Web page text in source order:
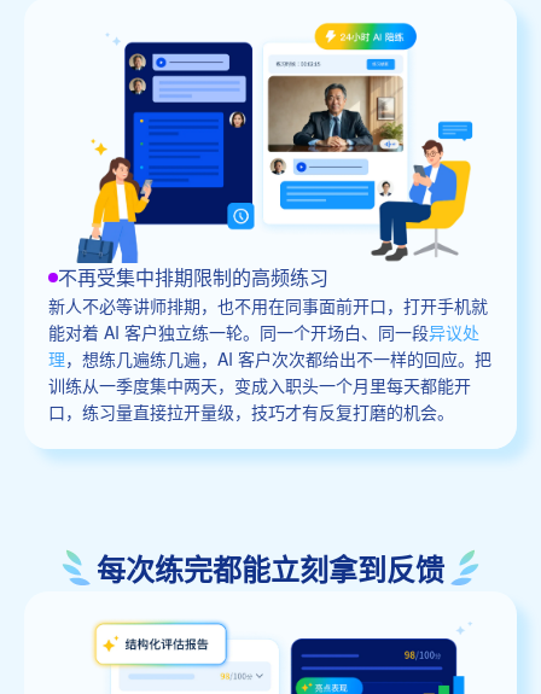
不再受集中排期限制的高频练习
新人不必等讲师排期，也不用在同事面前开口，打开手机就
能对着 AI 客户独立练一轮。同一个开场白、同一段异议处
理，想练几遍练几遍，AI 客户次次都给出不一样的回应。把
训练从一季度集中两天，变成入职头一个月里每天都能开
口，练习量直接拉开量级，技巧才有反复打磨的机会。
每次练完都能立刻拿到反馈